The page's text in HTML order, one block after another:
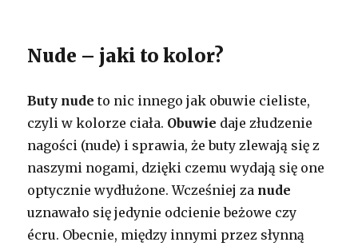
Nude – jaki to kolor?
Buty nude to nic innego jak obuwie cieliste,
czyli w kolorze ciała. Obuwie daje złudzenie
nagości (nude) i sprawia, że buty zlewają się z
naszymi nogami, dzięki czemu wydają się one
optycznie wydłużone. Wcześniej za nude
uznawało się jedynie odcienie beżowe czy
écru. Obecnie, między innymi przez słynną